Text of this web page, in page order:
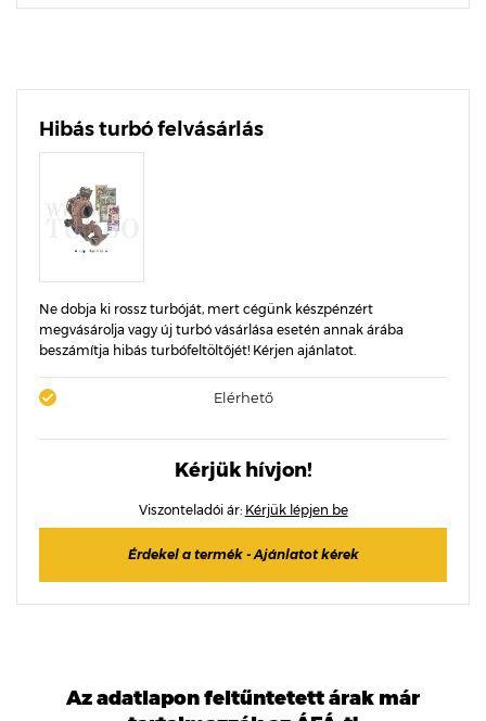
Hibás turbó felvásárlás
Ne dobja ki rossz turbóját, mert cégünk készpénzért
megvásárolja vagy új turbó vásárlása esetén annak árába
beszámítja hibás turbófeltöltőjét! Kérjen ajánlatot.
Elérhető
Kérjük hívjon!
Viszonteladói ár: Kérjük lépjen be
Érdekel a termék - Ajánlatot kérek
Az adatlapon feltűntetett árak már